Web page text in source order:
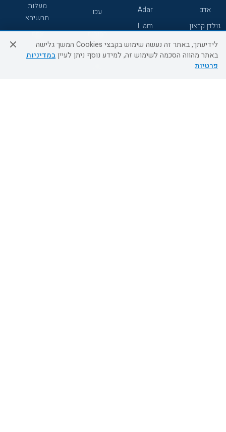
אדם
Adar
גולדן קראון
Liam
עכו
מעלות
תרשיחא
רחובות
צפת
חדרה
דרום
לידיעתך, באתר זה נעשה שימוש בקבצי Cookies המשך גלישה
באתר מהווה הסכמה לשימוש זה, למידע נוסף ניתן לעייןבמדיניות
פרטיות